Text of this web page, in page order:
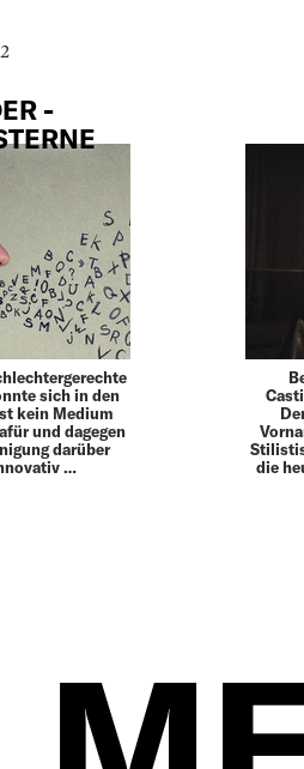
sich in den
kein Medium
und dagegen
darüber
…
die